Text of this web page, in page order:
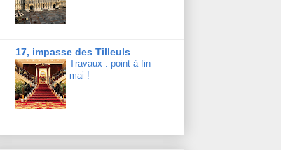
17, impasse des Tilleuls
Travaux : point à fin
mai !